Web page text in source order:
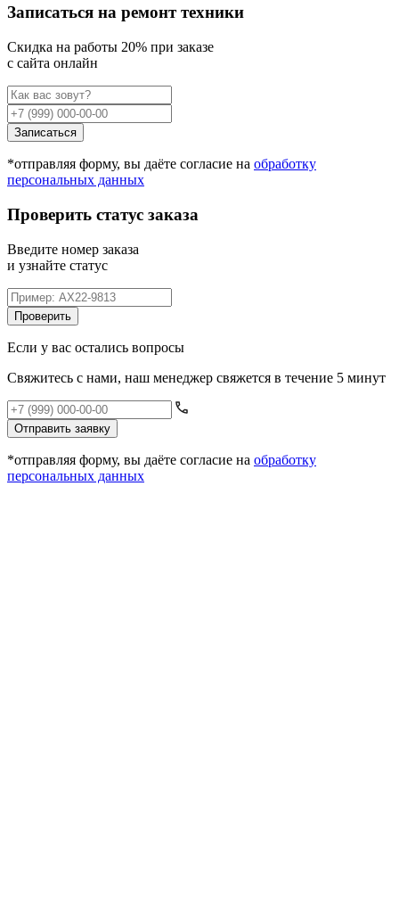
Записаться на ремонт техники
Cкидка на работы 20% при заказе
с сайта онлайн
Записаться
*отправляя форму, вы даёте согласие на обработку
персональных данных
Проверить статус заказа
Введите номер заказа
и узнайте статус
Проверить
Если у вас остались вопросы
Свяжитесь с нами, наш менеджер свяжется в течение 5 минут
Отправить заявку
*отправляя форму, вы даёте согласие на обработку
персональных данных